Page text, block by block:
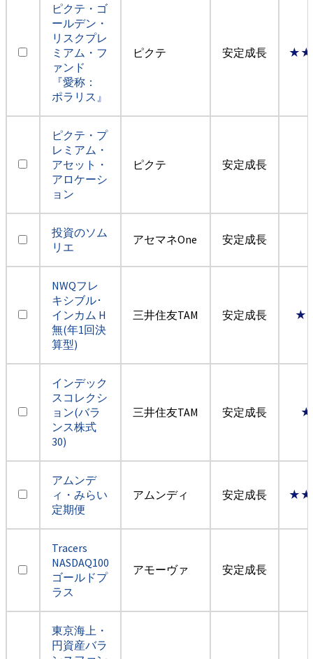
ピクテ・ゴ
ールデン・
リスクプレ
ミアム・フ
ァンド
『愛称：
ポラリス』
ピクテ 安定成長
ピクテ・プ
レミアム・
アセット・
アロケーシ
ョン
ピクテ 安定成長
投資のソム
リエ
アセマネOne 安定成長
NWQフレ
キシブル･
インカム H
無(年1回決
算型)
三井住友TAM 安定成長
インデック
スコレクシ
ョン(バラ
ンス株式
30)
三井住友TAM 安定成長
アムンデ
ィ・みらい
定期便
アムンディ 安定成長
Tracers
NASDAQ100
ゴールドプ
ラス
アモーヴァ 安定成長
東京海上・
円資産バラ